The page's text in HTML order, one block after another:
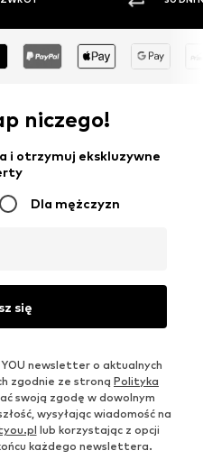
niczego!
i otrzymuj ekskluzywne
Dla mężczyzn
się
newsletter o aktualnych
zgodnie ze stroną Polityka
swoją zgodę w dowolnym
wysyłając wiadomość na
lub korzystając z opcji
każdego newslettera.